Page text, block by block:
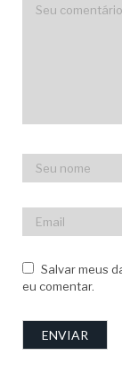
Salvar meus
eu comentar.